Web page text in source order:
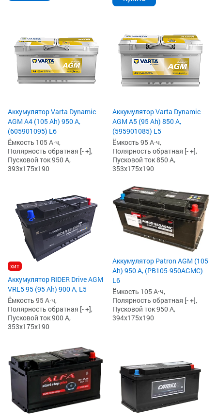
Аккумулятор Varta Dynamic
AGM A4 (105 Ah) 950 А,
(605901095) L6
Ёмкость 105 А·ч,
Полярность обратная [- +],
Пусковой ток 950 А,
393x175x190
Аккумулятор Varta Dynamic
AGM A5 (95 Ah) 850 А,
(595901085) L5
Ёмкость 95 А·ч,
Полярность обратная [- +],
Пусковой ток 850 А,
353x175x190
хит
Аккумулятор RIDER Drive AGM
VRL5 95 (95 Ah) 900 А, L5
Ёмкость 95 А·ч,
Полярность обратная [- +],
Пусковой ток 900 А,
353x175x190
Аккумулятор Patron AGM (105
Ah) 950 А, (PB105-950AGMC)
L6
Ёмкость 105 А·ч,
Полярность обратная [- +],
Пусковой ток 950 А,
394x175x190